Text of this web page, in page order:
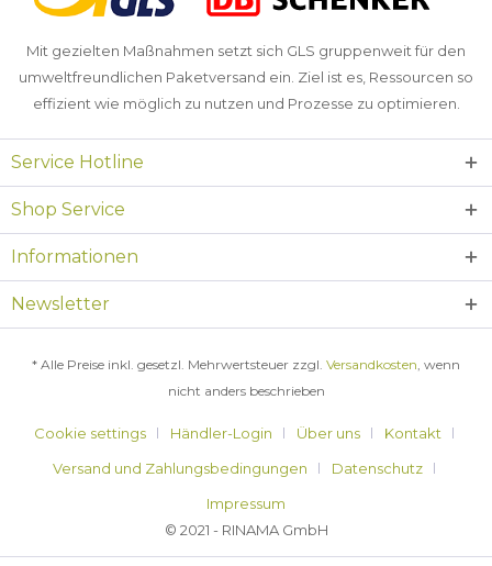
Mit gezielten Maßnahmen setzt sich GLS gruppenweit für den
umweltfreundlichen Paketversand ein. Ziel ist es, Ressourcen so
effizient wie möglich zu nutzen und Prozesse zu optimieren.
Service Hotline
Shop Service
Informationen
Newsletter
* Alle Preise inkl. gesetzl. Mehrwertsteuer zzgl. Versandkosten, wenn
nicht anders beschrieben
Cookie settings Händler-Login Über uns
Kontakt
Versand und Zahlungsbedingungen
Datenschutz
Impressum
© 2021 - RINAMA GmbH